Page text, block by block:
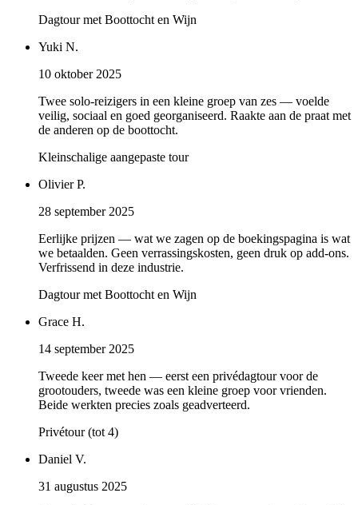
Dagtour met Boottocht en Wijn
Yuki N.
10 oktober 2025
Twee solo-reizigers in een kleine groep van zes — voelde
veilig, sociaal en goed georganiseerd. Raakte aan de praat met
de anderen op de boottocht.
Kleinschalige aangepaste tour
Olivier P.
28 september 2025
Eerlijke prijzen — wat we zagen op de boekingspagina is wat
we betaalden. Geen verrassingskosten, geen druk op add-ons.
Verfrissend in deze industrie.
Dagtour met Boottocht en Wijn
Grace H.
14 september 2025
Tweede keer met hen — eerst een privédagtour voor de
grootouders, tweede was een kleine groep voor vrienden.
Beide werkten precies zoals geadverteerd.
Privétour (tot 4)
Daniel V.
31 augustus 2025